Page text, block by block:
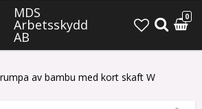
MDS
Arbetsskydd
AB
0
av bambu med kort skaft W